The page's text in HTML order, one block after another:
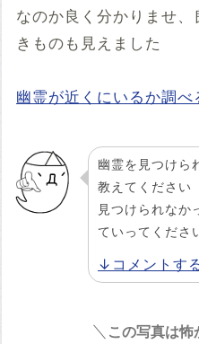
なのか良く分かりませ
きものも見えました
幽霊が近くにいるか調べ
幽霊を見つけら
教えてください
見つけられなか
ていってくださ
↓コメントす
この写真は怖